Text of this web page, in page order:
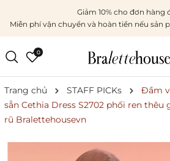
Giảm 10% cho đơn hàng
Miễn phí vận chuyển và hoàn tiền nếu sản
0
Trang chủ STAFF PICKs
Đầm
sẵn Cethia Dress S2702 phối ren
rũ Bralettehousevn